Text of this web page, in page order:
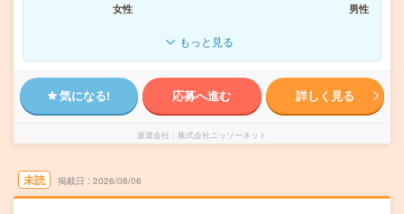
女性
男性
もっと見る
気になる! 応募へ進む 詳しく見る
派遣会社 株式会社ニッソーネット
未読 掲載日 2026/08/06